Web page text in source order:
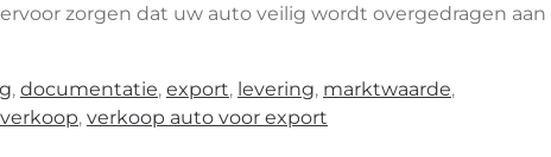
zorgen dat uw auto veilig wordt overgedragen aan
, documentatie, export, levering, marktwaarde,
verkoop, verkoop auto voor export